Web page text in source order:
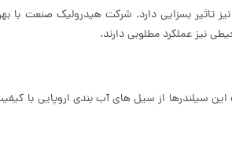
تاثیر بسزایی دارد. شرکت هیدرولیک صنعت با
نیز عملکرد مطلوبی دارند.
سیلندرها از سیل‌ های آب‌ بندی اروپایی با